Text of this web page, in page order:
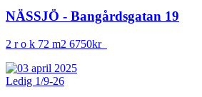
NÄSSJÖ - Bangårdsgatan 19
2 r o k 72 m2 6750kr
Ledig 1/9-26